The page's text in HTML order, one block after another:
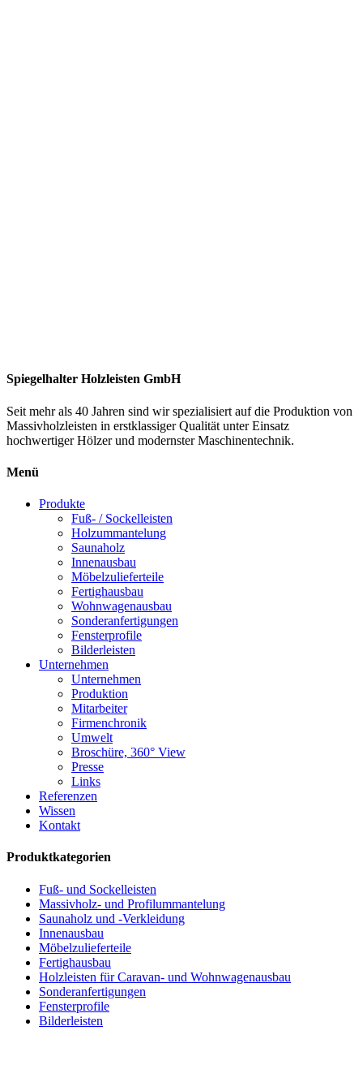
Spiegelhalter Holzleisten GmbH
Seit mehr als 40 Jahren sind wir spezialisiert auf die Produktion von
Massivholzleisten in erstklassiger Qualität unter Einsatz
hochwertiger Hölzer und modernster Maschinentechnik.
Menü
Produkte
Fuß- / Sockelleisten
Holzummantelung
Saunaholz
Innenausbau
Möbelzulieferteile
Fertighausbau
Wohnwagenausbau
Sonderanfertigungen
Fensterprofile
Bilderleisten
Unternehmen
Unternehmen
Produktion
Mitarbeiter
Firmenchronik
Umwelt
Broschüre, 360° View
Presse
Links
Referenzen
Wissen
Kontakt
Produktkategorien
Fuß- und Sockelleisten
Massivholz- und Profilummantelung
Saunaholz und -Verkleidung
Innenausbau
Möbelzulieferteile
Fertighausbau
Holzleisten für Caravan- und Wohnwagenausbau
Sonderanfertigungen
Fensterprofile
Bilderleisten